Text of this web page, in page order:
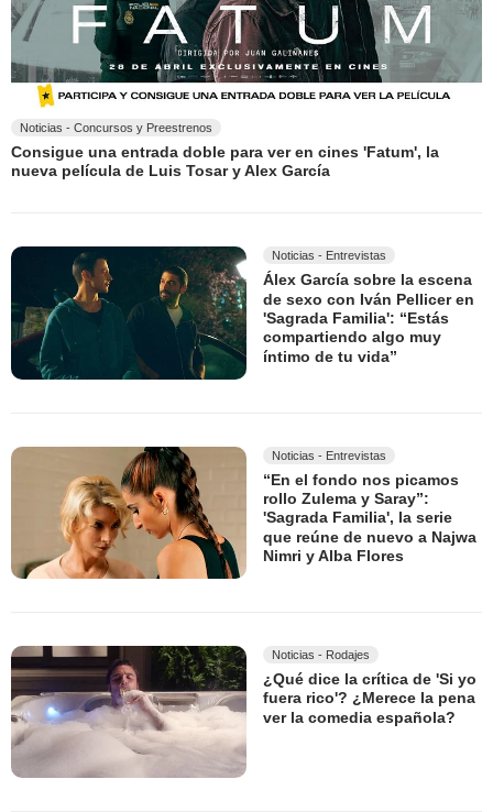
Noticias - Concursos y Preestrenos
Consigue una entrada doble para ver en cines 'Fatum', la
nueva película de Luis Tosar y Alex García
Noticias - Entrevistas
Álex García sobre la escena
de sexo con Iván Pellicer en
'Sagrada Familia': “Estás
compartiendo algo muy
íntimo de tu vida”
Noticias - Entrevistas
“En el fondo nos picamos
rollo Zulema y Saray”:
'Sagrada Familia', la serie
que reúne de nuevo a Najwa
Nimri y Alba Flores
Noticias - Rodajes
¿Qué dice la crítica de 'Si yo
fuera rico'? ¿Merece la pena
ver la comedia española?